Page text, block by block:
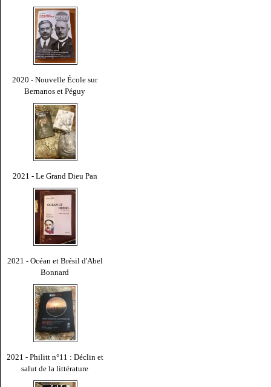
2020 - Nouvelle École sur
Bernanos et Péguy
2021 - Le Grand Dieu Pan
2021 - Océan et Brésil d'Abel
Bonnard
2021 - Philitt n°11 : Déclin et
salut de la littérature